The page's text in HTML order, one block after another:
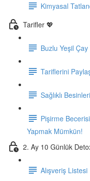
Kimyasal
Tarifler 💖
Buzlu Yeşil Çay
Tariflerini
Sağlıklı
Pişirme
Yapmak Mümkün!
2. Ay 10 Günlük
Alışveriş Listesi